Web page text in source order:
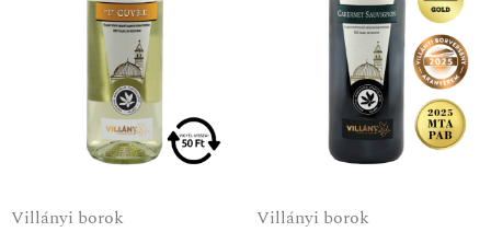
Villányi borok Villányi borok